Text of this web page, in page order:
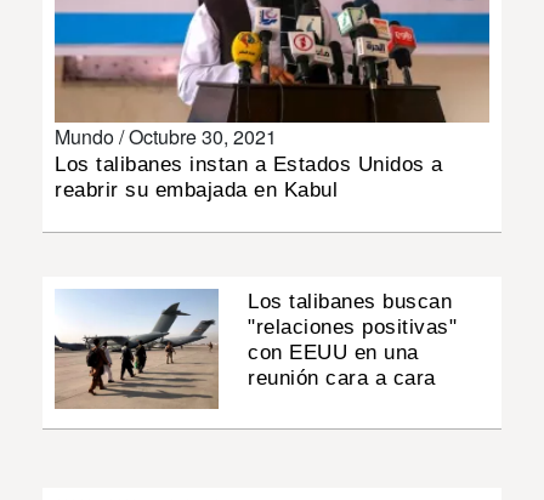
Mundo /Octubre 30, 2021
Los talibanes instan a Estados Unidos a
reabrir su embajada en Kabul
Los talibanes buscan
"relaciones positivas"
con EEUU en una
reunión cara a cara